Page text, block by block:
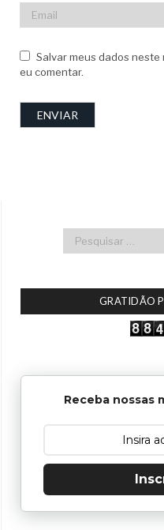
Salvar meus dados
eu comentar.
GRATIDÃO
Receba nossas